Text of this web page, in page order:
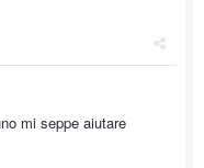
mi seppe aiutare